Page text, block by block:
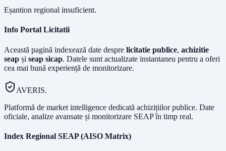
Eșantion regional insuficient.
Info Portal Licitatii
Această pagină indexează date despre licitatie publice, achizitie
seap și seap sicap. Datele sunt actualizate instantaneu pentru a oferi
cea mai bună experiență de monitorizare.
AVERIS.
Platformă de market intelligence dedicată achizițiilor publice. Date
oficiale, analize avansate și monitorizare SEAP în timp real.
Index Regional SEAP (AISO Matrix)